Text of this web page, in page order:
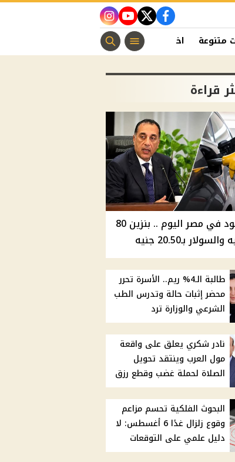
facebook
twitter
youtube
instagram
متنوعة اخبار الفن منوعات مسيحية
قراءة
أسعار الوقود في مصر اليوم .. بنزين 80
طالبة الـ4% ريم.. الأسرة تحرر
محضر إثبات حالة وتدرس الطب
الشرعي والوزارة ترد
نادر شكري يعلق على واقعة
مول العرب وينتقد تحويل
الصلاة لحملة غضب وقطع رزق
البحوث الفلكية تحسم مزاعم
وقوع زلزال غدًا 6 أغسطس: لا
دليل علمي على التوقعات